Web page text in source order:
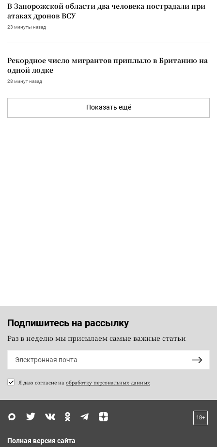
В Запорожской области два человека пострадали при
атаках дронов ВСУ
23 минуты назад
Рекордное число мигрантов приплыло в Британию на
одной лодке
28 минут назад
Показать ещё
Подпишитесь на рассылку
Раз в неделю мы присылаем самые важные статьи
Я даю согласие на обработку персональных данных
18+
Полная версия сайта